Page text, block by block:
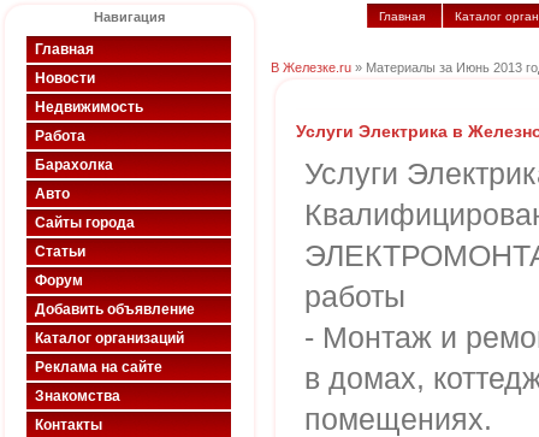
Навигация
Главная
Новости
Недвижимость
Работа
Барахолка
Авто
Сайты города
Статьи
Форум
Добавить объявление
Каталог организаций
Реклама на сайте
Знакомства
Контакты
Главная Каталог
В Железке.ru » Материалы за Июнь 2013
Услуги Электрика в
Услуги
работы
- Монтаж и
в домах,
помещениях.